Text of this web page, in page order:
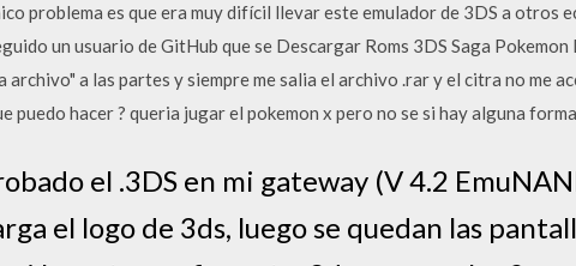
problema es que era muy difícil llevar este emulador de 3DS a otros
un usuario de GitHub que se Descargar Roms 3DS Saga
archivo" a las partes y siempre me salia el archivo .rar y el citra no me
puedo hacer ? queria jugar el pokemon x pero no se si hay alguna
el .3DS en mi gateway (V 4.2
el logo de 3ds, luego se quedan las